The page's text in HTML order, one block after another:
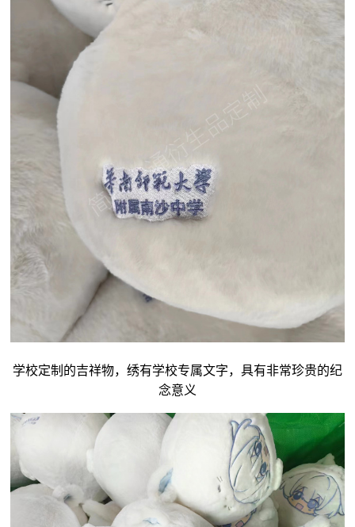
学校定制的吉祥物，绣有学校专属文字，具有非常珍贵的纪
念意义